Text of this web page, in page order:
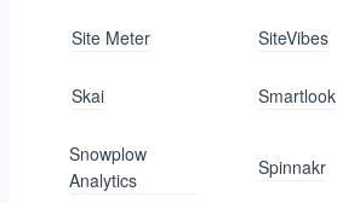
Site Meter SiteVibes
Skai Smartlook
Snowplow
Analytics
Spinnakr